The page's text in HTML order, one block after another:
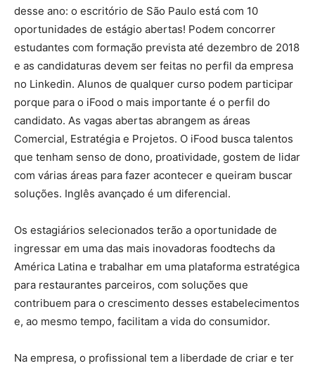
desse ano: o escritório de São Paulo está com 10
oportunidades de estágio abertas! Podem concorrer
estudantes com formação prevista até dezembro de 2018
e as candidaturas devem ser feitas no perfil da empresa
no Linkedin. Alunos de qualquer curso podem participar
porque para o iFood o mais importante é o perfil do
candidato. As vagas abertas abrangem as áreas
Comercial, Estratégia e Projetos. O iFood busca talentos
que tenham senso de dono, proatividade, gostem de lidar
com várias áreas para fazer acontecer e queiram buscar
soluções. Inglês avançado é um diferencial.
Os estagiários selecionados terão a oportunidade de
ingressar em uma das mais inovadoras foodtechs da
América Latina e trabalhar em uma plataforma estratégica
para restaurantes parceiros, com soluções que
contribuem para o crescimento desses estabelecimentos
e, ao mesmo tempo, facilitam a vida do consumidor.
Na empresa, o profissional tem a liberdade de criar e ter